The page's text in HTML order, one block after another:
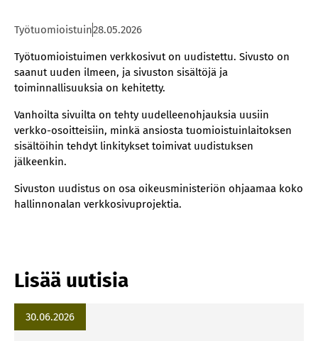
Työtuomioistuin28.05.2026
Työtuomioistuimen verkkosivut on uudistettu. Sivusto on
saanut uuden ilmeen, ja sivuston sisältöjä ja
toiminnallisuuksia on kehitetty.
Vanhoilta sivuilta on tehty uudelleenohjauksia uusiin
verkko-osoitteisiin, minkä ansiosta tuomioistuinlaitoksen
sisältöihin tehdyt linkitykset toimivat uudistuksen
jälkeenkin.
Sivuston uudistus on osa oikeusministeriön ohjaamaa koko
hallinnonalan verkkosivuprojektia.
Lisää uutisia
30.06.2026